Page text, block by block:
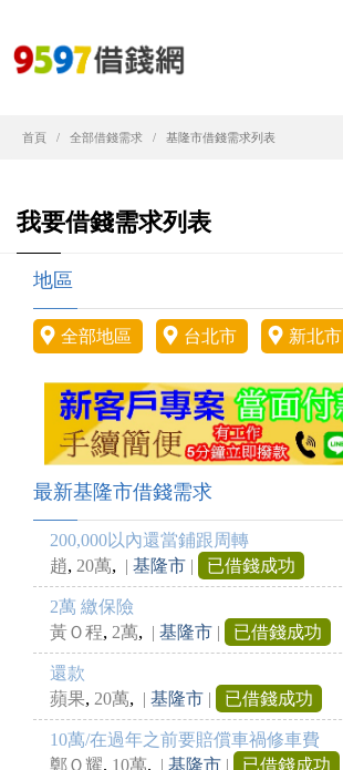
首頁 全部借錢需求 基隆市借錢需求列表
我要借錢需求列表
地區
全部地區 台北市 新北市
最新基隆市借錢需求
200,000以內還當鋪跟周轉
趙, 20萬, | 基隆市 | 已借錢成功
2萬 繳保險
黃Ｏ程, 2萬, | 基隆市 | 已借錢成功
還款
蘋果, 20萬, | 基隆市 | 已借錢成功
10萬/在過年之前要賠償車禍修車費
鄭Ｏ耀, 10萬, | 基隆市 | 已借錢成功